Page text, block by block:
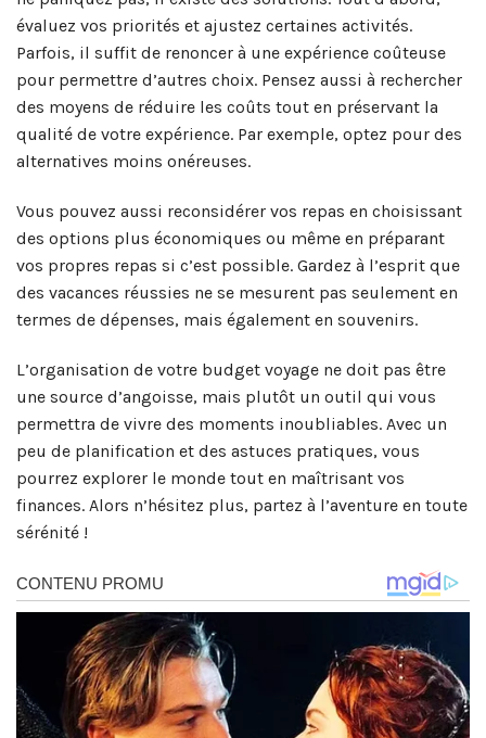
évaluez vos priorités et ajustez certaines activités.
Parfois, il suffit de renoncer à une expérience coûteuse
pour permettre d’autres choix. Pensez aussi à rechercher
des moyens de réduire les coûts tout en préservant la
qualité de votre expérience. Par exemple, optez pour des
alternatives moins onéreuses.
Vous pouvez aussi reconsidérer vos repas en choisissant
des options plus économiques ou même en préparant
vos propres repas si c’est possible. Gardez à l’esprit que
des vacances réussies ne se mesurent pas seulement en
termes de dépenses, mais également en souvenirs.
L’organisation de votre budget voyage ne doit pas être
une source d’angoisse, mais plutôt un outil qui vous
permettra de vivre des moments inoubliables. Avec un
peu de planification et des astuces pratiques, vous
pourrez explorer le monde tout en maîtrisant vos
finances. Alors n’hésitez plus, partez à l’aventure en toute
sérénité !